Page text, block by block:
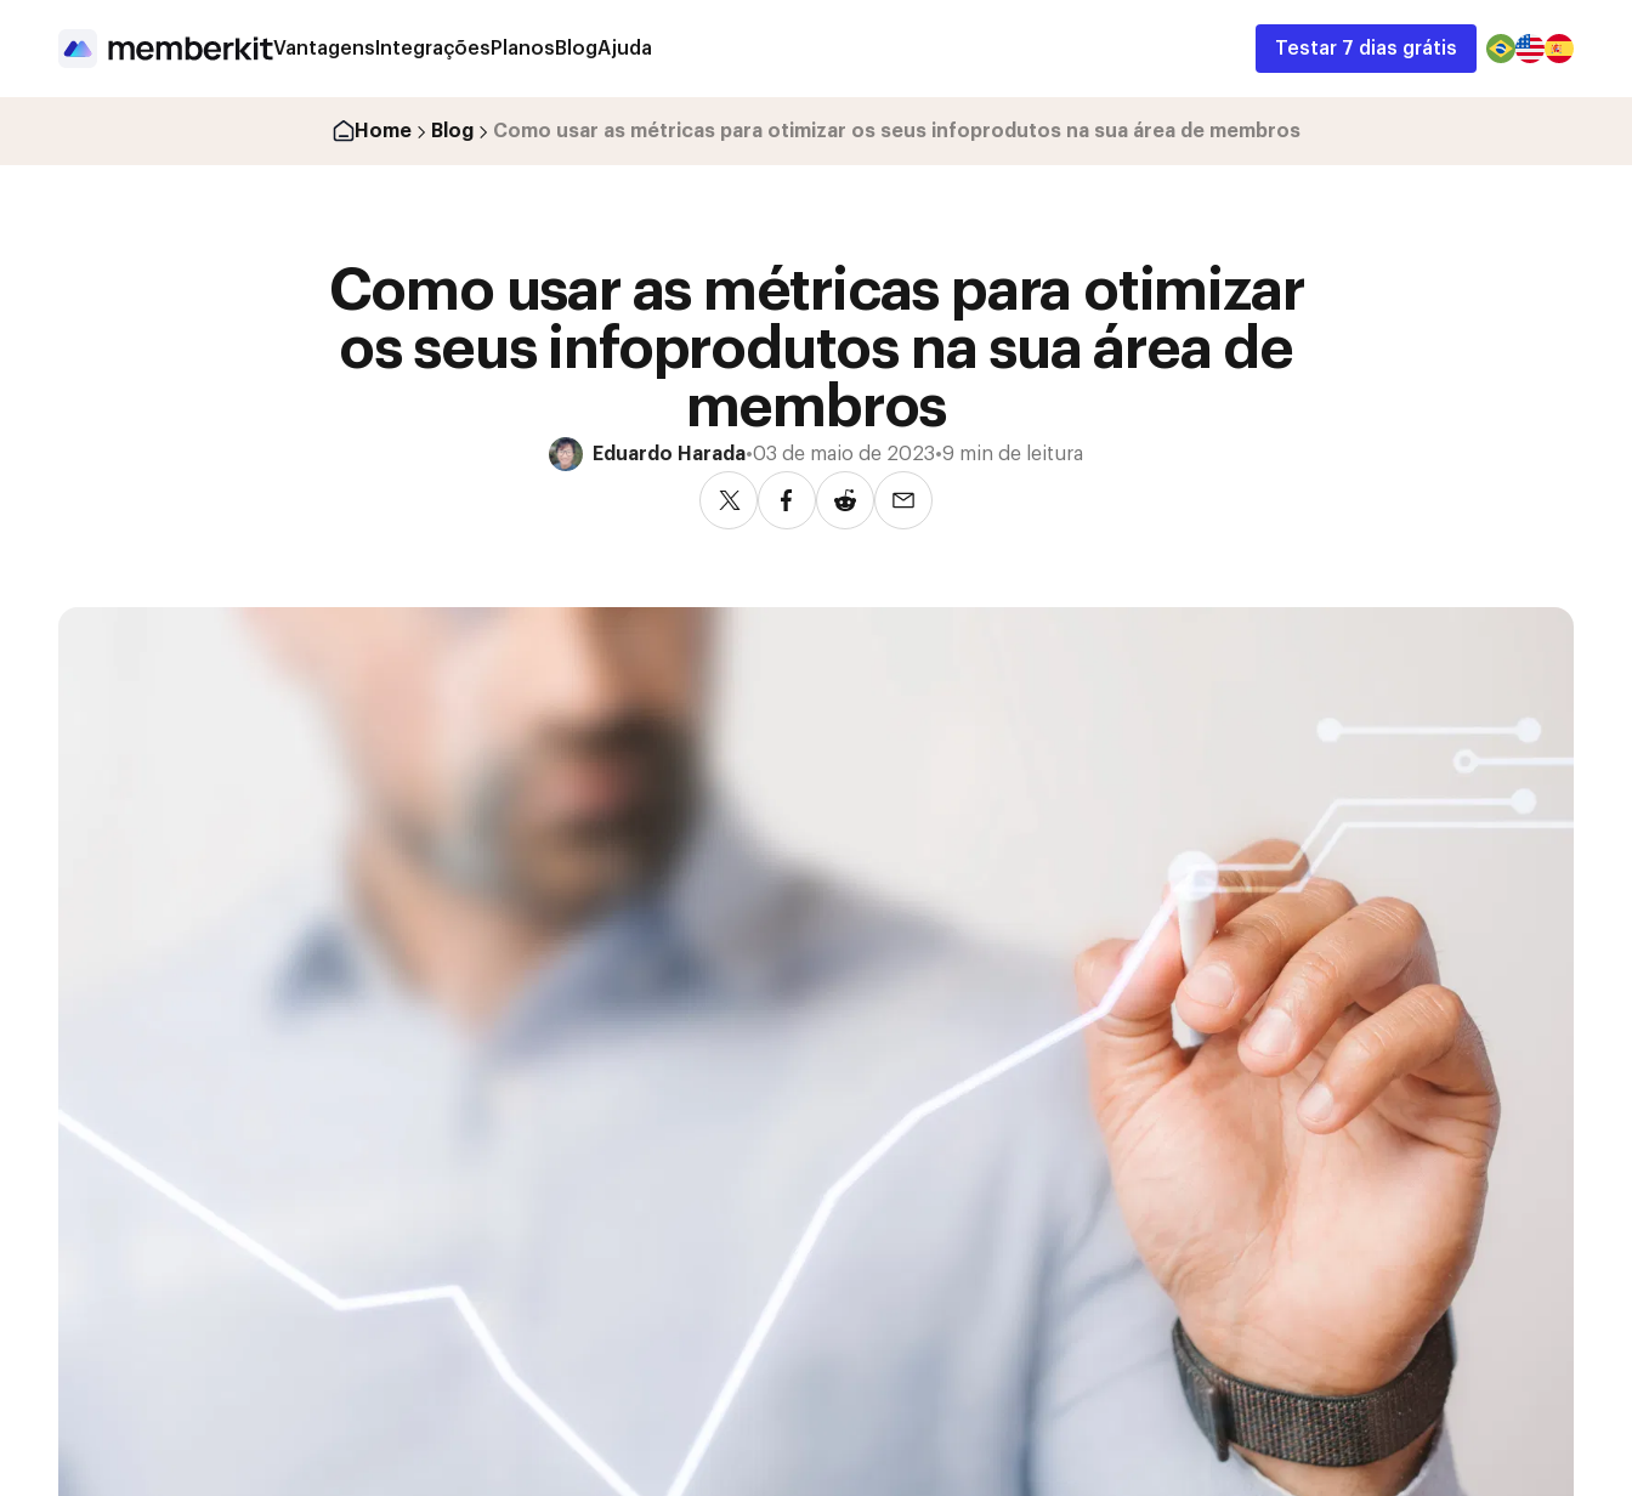
Vantagens Integrações Planos BlogAjuda Testar 7 dias grátis
Home Blog Como usar as métricas para otimizar os seus infoprodutos na sua área de membros
Como usar as métricas para otimizar
os seus infoprodutos na sua área de
membros
Eduardo Harada•03 de maio de 2023•9 min de leitura
Compartilhar no Twitter
Compartilhar no Facebook
Compartilhar no Reddit
Compartilhar via e-mail